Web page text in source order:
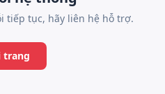
tiếp tục, hãy liên hệ hỗ trợ.
trang